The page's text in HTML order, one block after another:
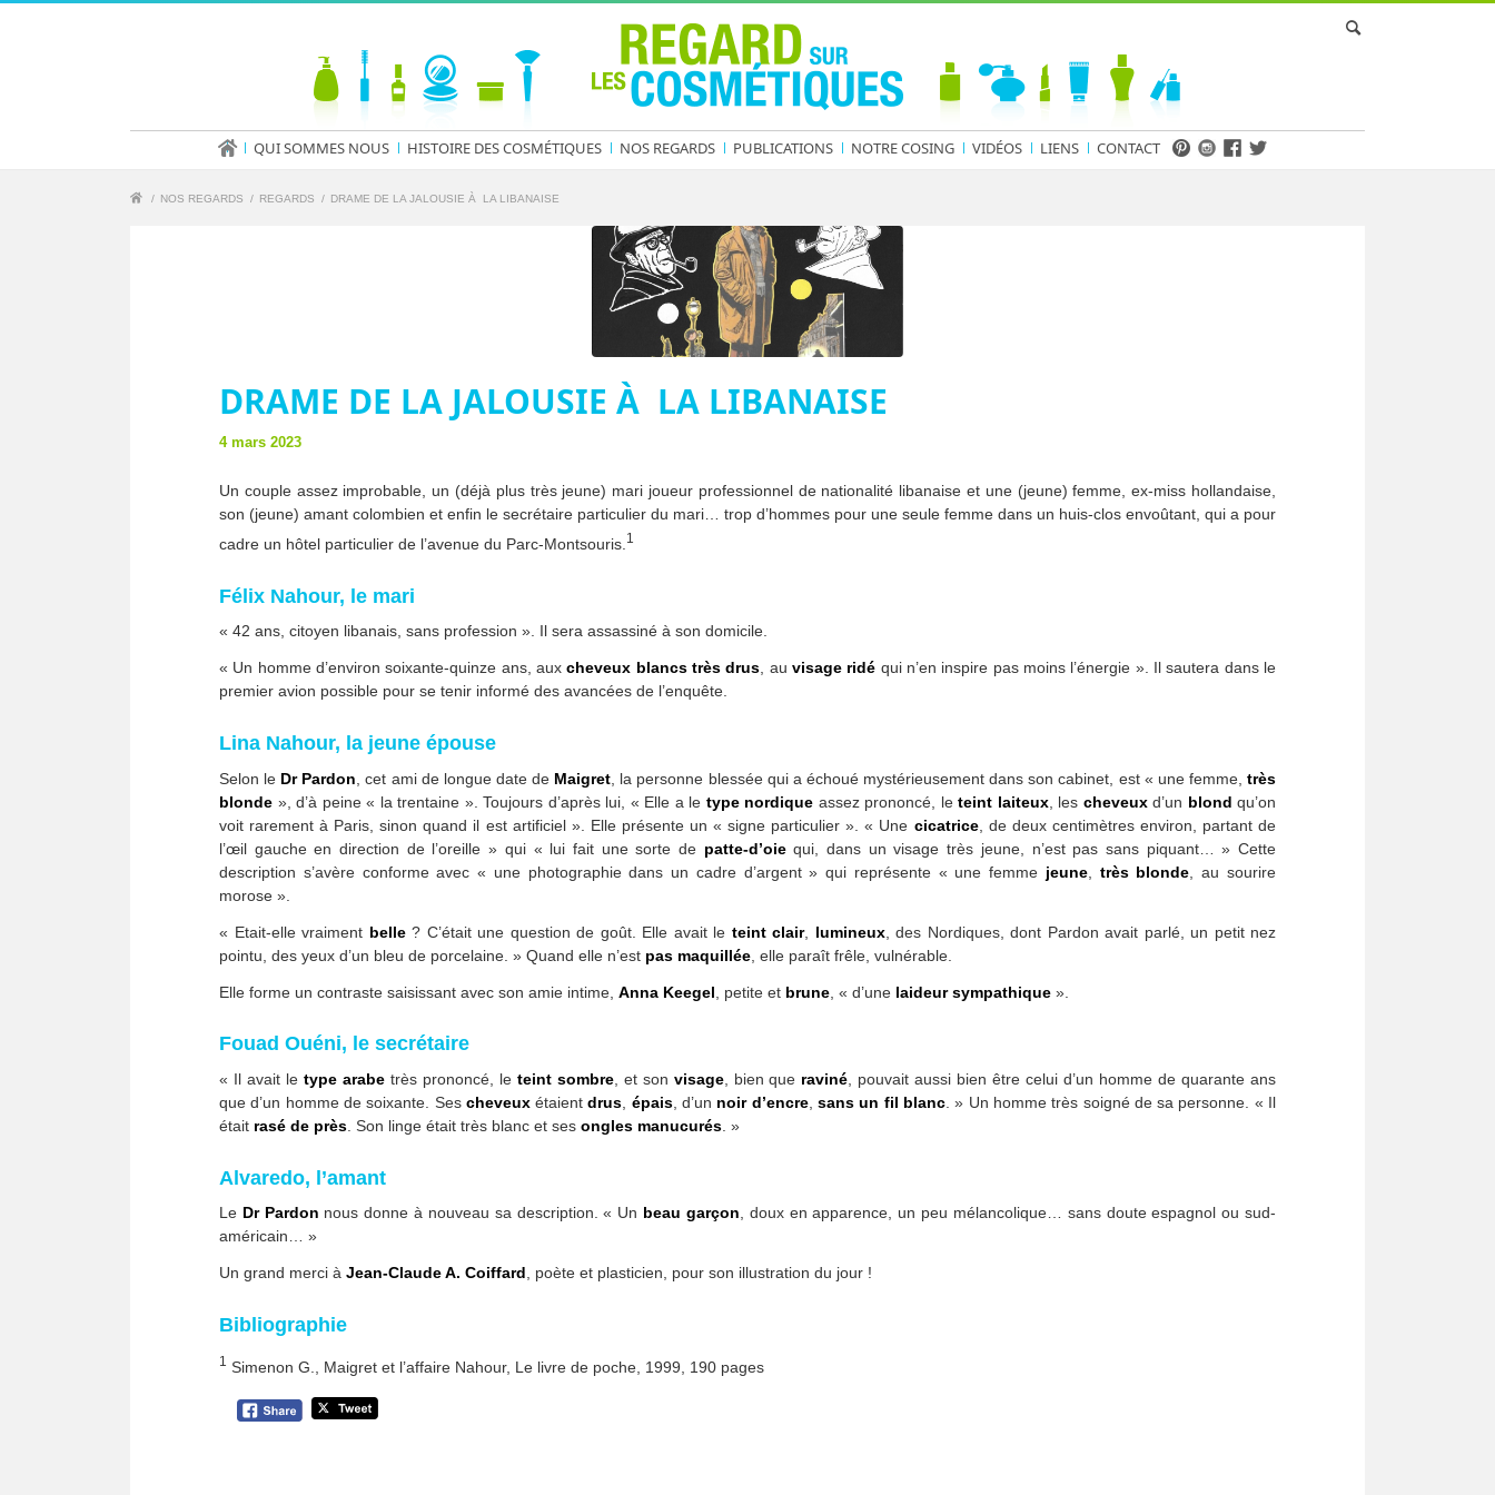
QUI SOMMES NOUS HISTOIRE DES COSMÉTIQUES NOS REGARDS PUBLICATIONS NOTRE COSING VIDÉOS LIENS CONTACT
/ NOS REGARDS / REGARDS / DRAME DE LA JALOUSIE À LA LIBANAISE
DRAME DE LA JALOUSIE À LA LIBANAISE
4 mars 2023
Un couple assez improbable, un (déjà plus très jeune) mari joueur professionnel de nationalité libanaise et une (jeune) femme, ex-miss hollandaise,
son (jeune) amant colombien et enfin le secrétaire particulier du mari… trop d’hommes pour une seule femme dans un huis-clos envoûtant, qui a pour
cadre un hôtel particulier de l’avenue du Parc-Montsouris. 1
Félix Nahour, le mari
« 42 ans, citoyen libanais, sans profession ». Il sera assassiné à son domicile.
« Un homme d’environ soixante-quinze ans, auxcheveux blancs très drus, auvisage ridé qui n’en inspire pas moins l’énergie ». Il sautera dans le
premier avion possible pour se tenir informé des avancées de l’enquête.
Lina Nahour, la jeune épouse
Selon le Dr Pardon , cet ami de longue date de Maigret , la personne blessée qui a échoué mystérieusement dans son cabinet, est « une femme,très
blonde », d’à peine « la trentaine ». Toujours d’après lui, « Elle a le type nordique assez prononcé, le teint laiteux, les cheveuxd’un blond qu’on
voit rarement à Paris, sinon quand il est artificiel ». Elle présente un « signe particulier ». « Une cicatrice, de deux centimètres environ, partant de
l’œil gauche en direction de l’oreille » qui « lui fait une sorte de patte-d’oiequi, dans un visage très jeune, n’est pas sans piquant… » Cette
description s’avère conforme avec « une photographie dans un cadre d’argent » qui représente « une femme jeune, très blonde , au sourire
morose ».
« Etait-elle vraiment belle? C’était une question de goût. Elle avait le teint clair, lumineux, des Nordiques, dont Pardon avait parlé, un petit nez
pointu, des yeux d’un bleu de porcelaine. » Quand elle n’est pas maquillée , elle paraît frêle, vulnérable.
Elle forme un contraste saisissant avec son amie intime, Anna Keegel , petite et brune , « d’une laideur sympathique ».
Fouad Ouéni, le secrétaire
« Il avait le type arabetrès prononcé, le teint sombre, et son visage, bien que raviné , pouvait aussi bien être celui d’un homme de quarante ans
que d’un homme de soixante. Ses cheveuxétaientdrus épais, d’un noir d’encre,sans un fil blanc. » Un homme très soigné de sa personne. « Il
était rasé de près . Son linge était très blanc et ses ongles manucurés . »
Alvaredo, l’amant
Le Dr Pardon nous donne à nouveau sa description. « Un beau garçon, doux en apparence, un peu mélancolique… sans doute espagnol ou sud-
américain… »
Un grand merci à Jean-Claude A. Coiffard, poète et plasticien, pour son illustration du jour !
Bibliographie
1 Simenon G., Maigret et l’affaire Nahour, Le livre de poche, 1999, 190 pages